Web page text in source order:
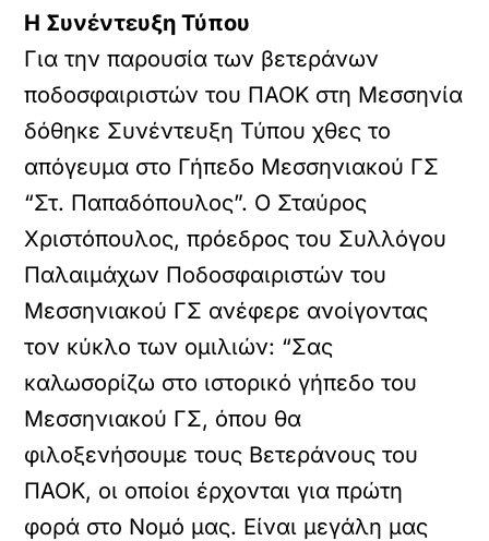
Η Συνέντευξη Τύπου
Για την παρουσία των βετεράνων
ποδοσφαιριστών του ΠΑΟΚ στη Μεσσηνία
δόθηκε Συνέντευξη Τύπου χθες το
απόγευμα στο Γήπεδο Μεσσηνιακού ΓΣ
“Στ. Παπαδόπουλος”. Ο Σταύρος
Χριστόπουλος, πρόεδρος του Συλλόγου
Παλαιμάχων Ποδοσφαιριστών του
Μεσσηνιακού ΓΣ ανέφερε ανοίγοντας
τον κύκλο των ομιλιών: “Σας
καλωσορίζω στο ιστορικό γήπεδο του
Μεσσηνιακού ΓΣ, όπου θα
φιλοξενήσουμε τους Βετεράνους του
ΠΑΟΚ, οι οποίοι έρχονται για πρώτη
φορά στο Νομό μας. Είναι μεγάλη μας